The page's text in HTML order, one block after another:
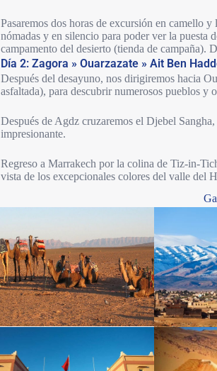
Pasaremos dos horas de excursión en camello
nómadas y en silencio para poder ver la puesta
campamento del desierto (tienda de campaña).
Día 2: Zagora » Ouarzazate » Ait Ben
Después del desayuno, nos dirigiremos hacia
asfaltada), para descubrir numerosos pueblos y
Después de Agdz cruzaremos el Djebel
impresionante.
Regreso a Marrakech por la colina de Tiz-in-
vista de los excepcionales colores del valle del